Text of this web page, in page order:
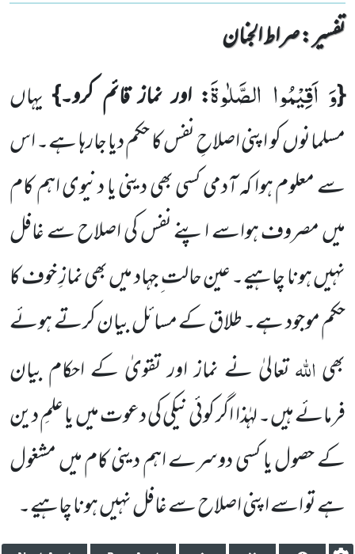
تفسیر : ‎صراط الجنان
{وَ اَقِیْمُوا الصَّلٰوةَ: اور نماز قائم کرو۔} یہاں
مسلمانوں کو اپنی اصلاحِ نفس کا حکم دیا جارہا ہے۔ اس
سے معلوم ہوا کہ آدمی کسی بھی دینی یا دنیوی اہم کام
میں مصروف ہواسے اپنے نفس کی اصلاح سے غافل
نہیں ہونا چاہیے۔ عین حالت ِ جہاد میں بھی نمازِ خوف کا
حکم موجود ہے۔ طلاق کے مسائل بیان کرتے ہوئے
بھیاللہتعالیٰ نے نماز اور تقویٰ کے احکام بیان
فرمائے ہیں۔ لہٰذا اگر کوئی نیکی کی دعوت میں یا علمِ دین
کے حصول یا کسی دوسرے اہم دینی کام میں مشغول
ہے تو اسے اپنی اصلاح سے غافل نہیں ہونا چاہیے۔